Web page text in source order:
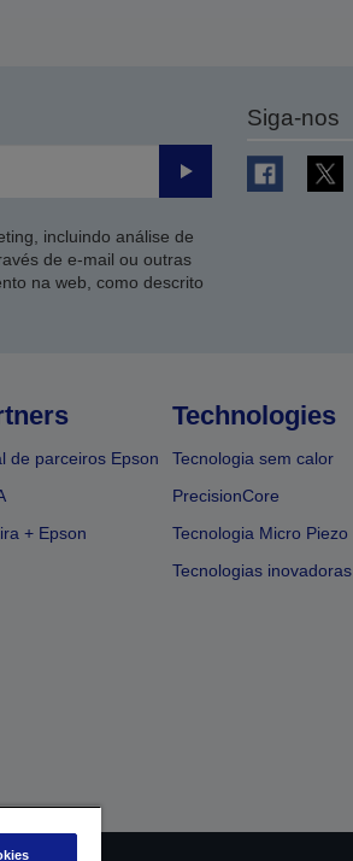
Enviar
incluindo análise de
de e-mail ou outras
na web, como descrito
Siga-nos
de parceiros Epson
+ Epson
Technologies
Tecnologia sem calor
PrecisionCore
Tecnologia Micro Piezo
Tecnologias inovadoras